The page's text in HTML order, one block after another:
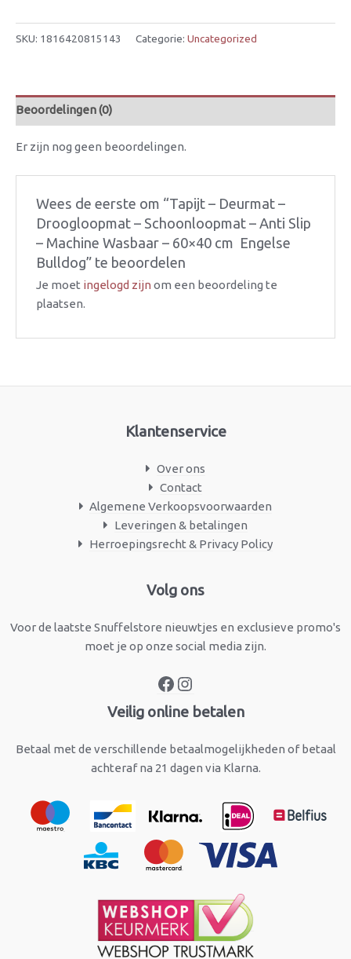
SKU: 1816420815143 Categorie: Uncategorized
Beoordelingen (0)
Er zijn nog geen beoordelingen.
Wees de eerste om “Tapijt – Deurmat –
Droogloopmat – Schoonloopmat – Anti Slip
– Machine Wasbaar – 60×40 cm  Engelse
Bulldog” te beoordelen
Je moet ingelogd zijn om een beoordeling te
plaatsen.
Klantenservice
Over ons
Contact
Algemene Verkoopsvoorwaarden
Leveringen & betalingen
Herroepingsrecht & Privacy Policy
Volg ons
Voor de laatste Snuffelstore nieuwtjes en exclusieve promo's
moet je op onze social media zijn.
Facebook
Veilig online betalen
Betaal met de verschillende betaalmogelijkheden of betaal
achteraf na 21 dagen via Klarna.